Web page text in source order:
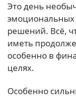
Это день
решений. Всё,
иметь
особенно в
целях.
Особенно